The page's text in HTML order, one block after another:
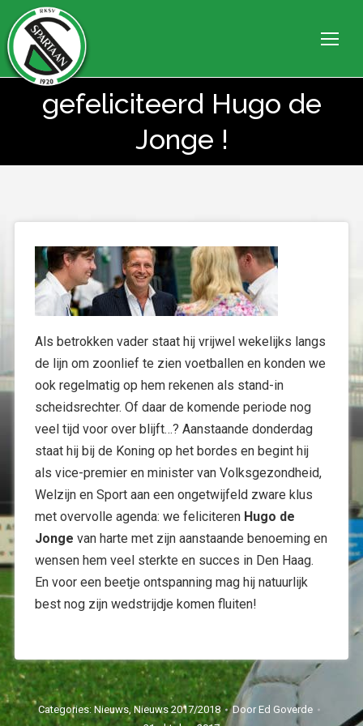
gefeliciteerd Hugo de
Jonge !
Als betrokken vader staat hij vrijwel wekelijks langs
de lijn om zoonlief te zien voetballen en konden we
ook regelmatig op hem rekenen als stand-in
scheidsrechter. Of daar de komende periode nog
veel tijd voor over blijft…? Aanstaande donderdag
staat hij bij de Koning op het bordes en begint hij
als vice-premier en minister van Volksgezondheid,
Welzijn en Sport aan een ongetwijfeld zware klus
met overvolle agenda: we feliciteren Hugo de
Jonge van harte met zijn aanstaande benoeming en
wensen hem veel sterkte en succes in Den Haag.
En voor een beetje ontspanning mag hij natuurlijk
best nog zijn wedstrijdje komen fluiten!
Categories: Nieuws, Nieuws 2017/2018 Door Ed Goverde